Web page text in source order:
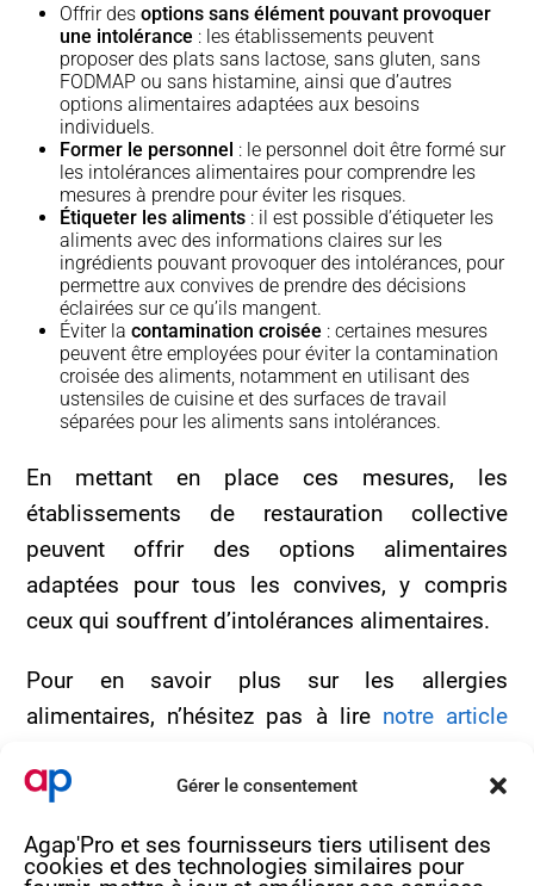
Gérer le consentement
Agap'Pro et ses fournisseurs tiers utilisent des
cookies et des technologies similaires pour
Offrir desoptions sans élément pouvant provoquer
une intolérance : les établissements peuvent
proposer des plats sans lactose, sans gluten, sans
FODMAP ou sans histamine, ainsi que d’autres
options alimentaires adaptées aux besoins
individuels.
Former le personnel : le personnel doit être formé sur
les intolérances alimentaires pour comprendre les
mesures à prendre pour éviter les risques.
Étiqueter les aliments : il est possible d’étiqueter les
aliments avec des informations claires sur les
ingrédients pouvant provoquer des intolérances, pour
permettre aux convives de prendre des décisions
éclairées sur ce qu’ils mangent.
Éviter lacontamination croisée : certaines mesures
peuvent être employées pour éviter la contamination
croisée des aliments, notamment en utilisant des
ustensiles de cuisine et des surfaces de travail
séparées pour les aliments sans intolérances.
En mettant en place ces mesures, les
établissements de restauration collective
peuvent offrir des options alimentaires
adaptées pour tous les convives, y compris
ceux qui souffrent d’intolérances alimentaires.
Pour en savoir plus sur les allergies
alimentaires, n’hésitez pas à lire notre article
Vous pouvez contacter le service nutrition par
mail à nutrition@agap-pro.comou par